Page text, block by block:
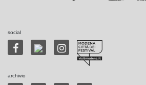
social
archivio